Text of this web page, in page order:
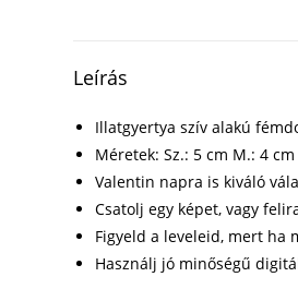
Leírás
Illatgyertya szív alakú
Méretek: Sz.: 5 cm M.: 4
Valentin napra is kiváló
Csatolj egy képet, vagy
Figyeld a leveleid, mert ha
Használj jó minőségű